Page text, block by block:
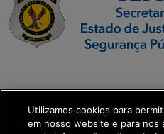
Executiva de
Transformação Digital
Utilizamos cookies para
em nosso website e para nos